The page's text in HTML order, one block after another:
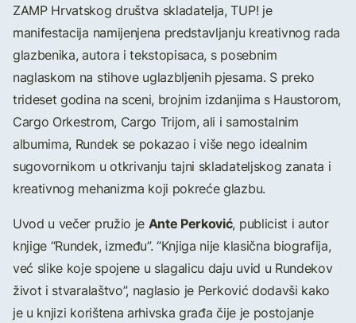
ZAMP Hrvatskog društva skladatelja, TUP! je
manifestacija namijenjena predstavljanju kreativnog rada
glazbenika, autora i tekstopisaca, s posebnim
naglaskom na stihove uglazbljenih pjesama. S preko
trideset godina na sceni, brojnim izdanjima s Haustorom,
Cargo Orkestrom, Cargo Trijom, ali i samostalnim
albumima, Rundek se pokazao i više nego idealnim
sugovornikom u otkrivanju tajni skladateljskog zanata i
kreativnog mehanizma koji pokreće glazbu.
Uvod u večer pružio je Ante Perković, publicist i autor
knjige “Rundek, između”. “Knjiga nije klasična biografija,
već slike koje spojene u slagalicu daju uvid u Rundekov
život i stvaralaštvo”, naglasio je Perković dodavši kako
je u knjizi korištena arhivska građa čije je postojanje